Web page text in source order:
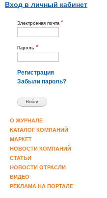
Вход в личный кабинет
Электронная почта *
Пароль *
Регистрация
Забыли пароль?
О ЖУРНАЛЕ
КАТАЛОГ КОМПАНИЙ
МАРКЕТ
НОВОСТИ КОМПАНИЙ
СТАТЬИ
НОВОСТИ ОТРАСЛИ
ВИДЕО
РЕКЛАМА НА ПОРТАЛЕ